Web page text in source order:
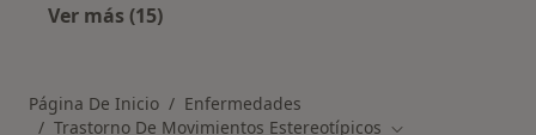
Ver más (15)
Página De Inicio
Enfermedades
Trastorno De Movimientos Estereotípicos Cambiar de